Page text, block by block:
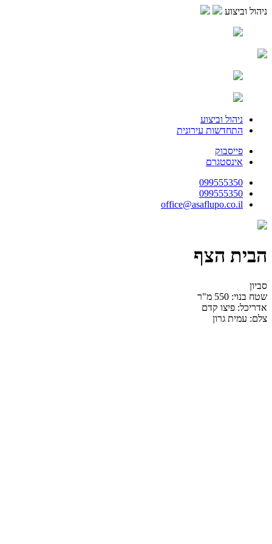
ניהול וביצוע
ניהול וביצוע
התחדשות עירונית
פייסבוק
אינסטגרם
099555350
099555350
office@asaflupo.co.il
הבית הצף
סביון
שטח בנוי: 550 מ"ר
אדריכל: פיצו קדם
צלם: עמית גרון